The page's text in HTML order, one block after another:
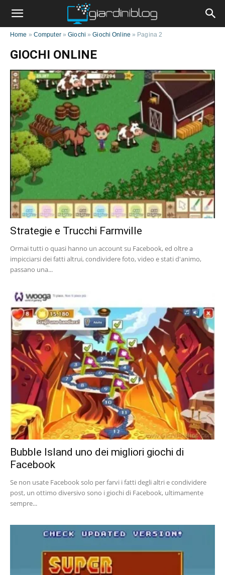
Home » Computer»Giochi »Giochi Online » Pagina 2
GIOCHI ONLINE
Strategie e Trucchi Farmville
Ormai tutti o quasi hanno un account su Facebook, ed oltre a
impicciarsi dei fatti altrui, condividere foto, video e stati d'animo,
passano una...
Bubble Island uno dei migliori giochi di
Facebook
Se non usate Facebook solo per farvi i fatti degli altri e condividere
post, un ottimo diversivo sono i giochi di Facebook, ultimamente
sempre...